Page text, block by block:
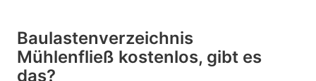
Baulastenverzeichnis
Mühlenfließ kostenlos, gibt es
das?